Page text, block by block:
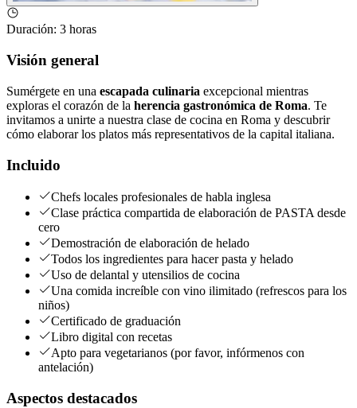
Duración: 3 horas
Visión general
Sumérgete en una escapada culinaria excepcional mientras
exploras el corazón de la herencia gastronómica de Roma. Te
invitamos a unirte a nuestra clase de cocina en Roma y descubrir
cómo elaborar los platos más representativos de la capital italiana.
Incluido
Chefs locales profesionales de habla inglesa
Clase práctica compartida de elaboración de PASTA desde
cero
Demostración de elaboración de helado
Todos los ingredientes para hacer pasta y helado
Uso de delantal y utensilios de cocina
Una comida increíble con vino ilimitado (refrescos para los
niños)
Certificado de graduación
Libro digital con recetas
Apto para vegetarianos (por favor, infórmenos con
antelación)
Aspectos destacados